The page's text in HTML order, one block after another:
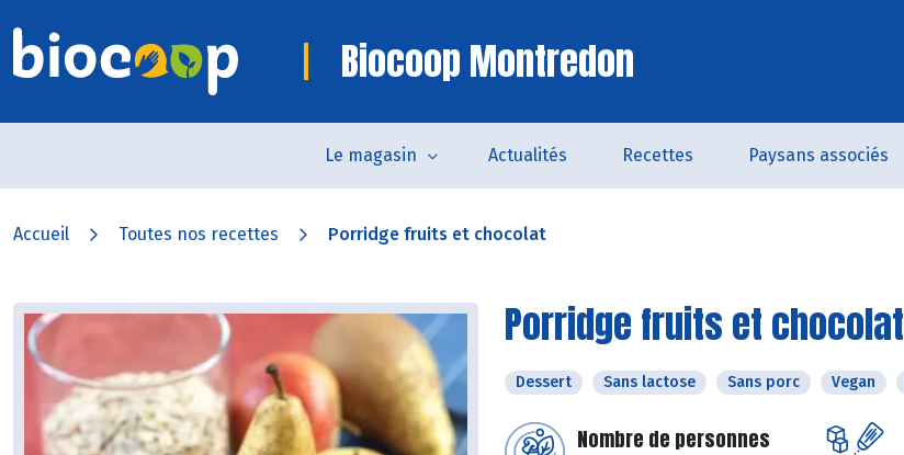
Biocoop Montredon
Le magasin Actualités Recettes Paysans associés
Accueil Toutes nos recettes Porridge fruits et chocolat
Porridge fruits et chocolat
Dessert Sans lactose Sans porc Vegan
Nombre de personnes